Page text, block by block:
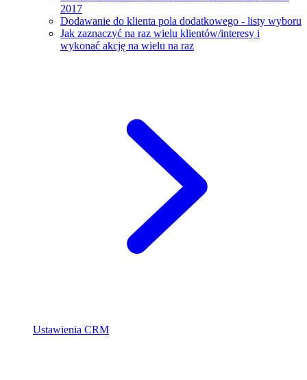
2017
Dodawanie do klienta pola dodatkowego - listy wyboru
Jak zaznaczyć na raz wielu klientów/interesy i
wykonać akcję na wielu na raz
Ustawienia CRM